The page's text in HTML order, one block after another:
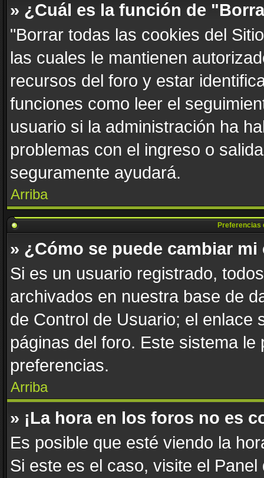
» ¿Cuál es la función de
"Borrar todas las cookies del
las cuales le mantienen
recursos del foro y estar
funciones como leer el
usuario si la administración ha
problemas con el ingreso o
seguramente ayudará.
Arriba
Preferencias
» ¿Cómo se puede cambiar
Si es un usuario registrado,
archivados en nuestra base de
de Control de Usuario; el enlace
páginas del foro. Este sistema
preferencias.
Arriba
» ¡La hora en los foros no es
Es posible que esté viendo la
Si este es el caso, visite el